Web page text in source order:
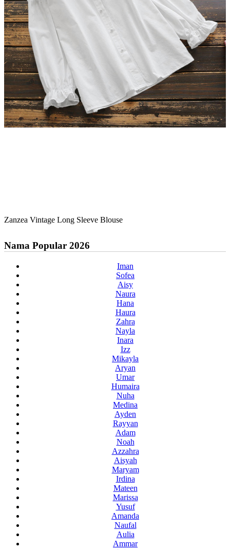
Zanzea Vintage Long Sleeve Blouse
Nama Popular 2026
Iman
Sofea
Aisy
Naura
Hana
Haura
Zahra
Nayla
Inara
Izz
Mikayla
Aryan
Umar
Humaira
Nuha
Medina
Ayden
Rayyan
Adam
Noah
Azzahra
Aisyah
Maryam
Irdina
Mateen
Marissa
Yusuf
Amanda
Naufal
Aulia
Ammar